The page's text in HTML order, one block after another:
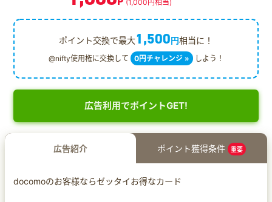
(1,000円相当)
ポイント交換で最大1,500円相当に！
@nifty使用権に交換して 0円チャレンジ » しよう！
広告利用でポイントGET!
広告紹介 ポイント獲得条件 重要
docomoのお客様ならゼッタイお得なカード